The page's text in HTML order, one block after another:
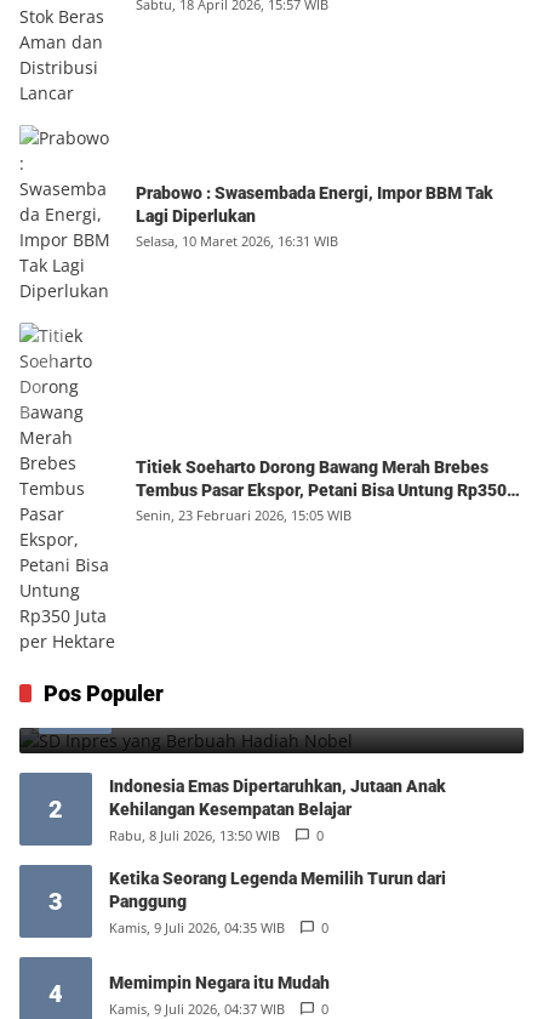
Sabtu, 18 April 2026, 15:57 WIB
Prabowo : Swasembada Energi, Impor BBM Tak
Lagi Diperlukan
Selasa, 10 Maret 2026, 16:31 WIB
Titiek Soeharto Dorong Bawang Merah Brebes
Tembus Pasar Ekspor, Petani Bisa Untung Rp350
Juta per Hektare
Senin, 23 Februari 2026, 15:05 WIB
Pos Populer
1 SD Inpres yang Berbuah Hadiah Nobel
2
Indonesia Emas Dipertaruhkan, Jutaan Anak
Kehilangan Kesempatan Belajar
Rabu, 8 Juli 2026, 13:50 WIB 0
3
Ketika Seorang Legenda Memilih Turun dari
Panggung
Kamis, 9 Juli 2026, 04:35 WIB 0
4 Memimpin Negara itu Mudah
Kamis, 9 Juli 2026, 04:37 WIB 0